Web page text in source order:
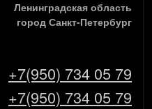
Ленинградская область
город Санкт-Петербург
+7(950) 734 05 79
+7(950) 734 05 79